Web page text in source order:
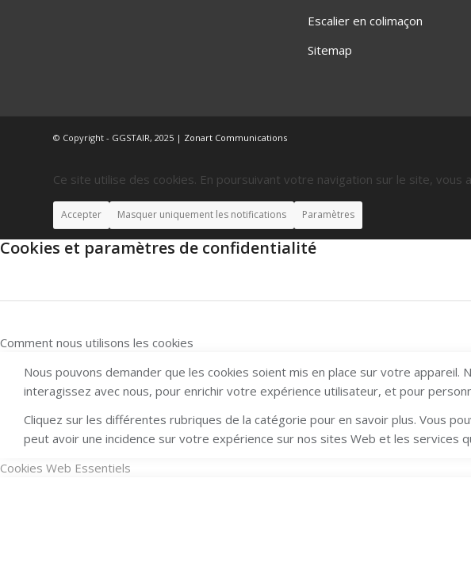
Escalier en colimaçon
Sitemap
© Copyright - GGSTAIR, 2025 | Zonart Communications
Ce site utilise des cookies. En poursuivant votre navigation sur le site, vous
Accepter Masquer uniquement les notifications Paramètres
Cookies et paramètres de confidentialité
Comment nous utilisons les cookies
Nous pouvons demander que les cookies soient mis en place sur votre
interagissez avec nous, pour enrichir votre expérience utilisateur, et pour
Cliquez sur les différentes rubriques de la catégorie pour en savoir plus. Vous
peut avoir une incidence sur votre expérience sur nos sites Web et les services
Cookies Web Essentiels